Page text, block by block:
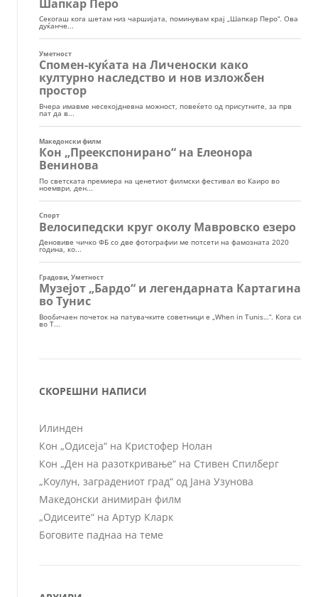
СКОРЕШНИ НАПИСИ
Илинден
Кон „Одисеја“ на Кристофер Нолан
Кон „Ден на разоткривање“ на Стивен Спилберг
„Коулун, заградениот град“ од Јана Узунова
Македонски анимиран филм
„Одисеите“ на Артур Кларк
Боговите паднаа на теме